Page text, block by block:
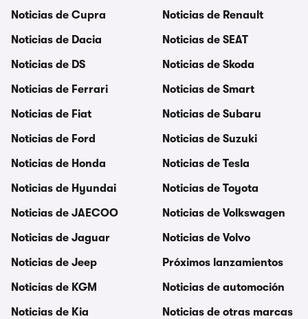
Noticias de Cupra
Noticias de Dacia
Noticias de DS
Noticias de Ferrari
Noticias de Fiat
Noticias de Ford
Noticias de Honda
Noticias de Hyundai
Noticias de JAECOO
Noticias de Jaguar
Noticias de Jeep
Noticias de KGM
Noticias de Kia
Noticias de Renault
Noticias de SEAT
Noticias de Skoda
Noticias de Smart
Noticias de Subaru
Noticias de Suzuki
Noticias de Tesla
Noticias de Toyota
Noticias de Volkswagen
Noticias de Volvo
Próximos lanzamientos
Noticias de automoción
Noticias de otras marcas